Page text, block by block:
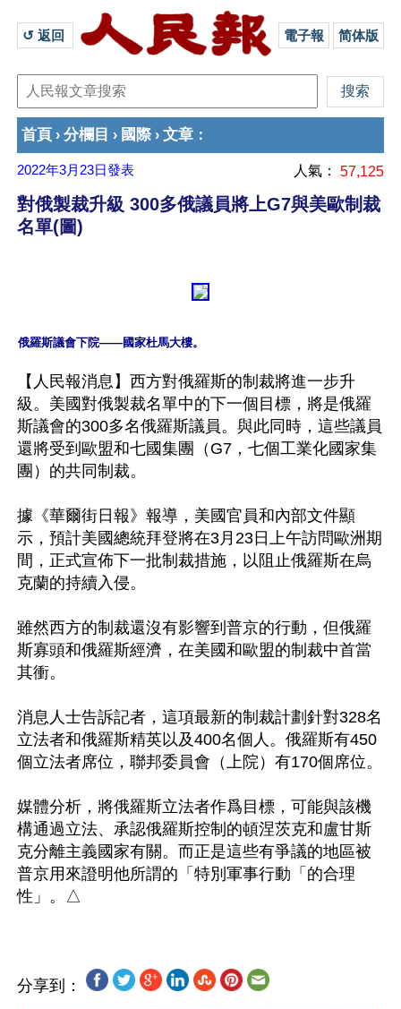
↺ 返回 電子報 简体版
首頁 › 分欄目 › 國際› 文章 ：
2022年3月23日發表 人氣： 57,125
對俄製裁升級 300多俄議員將上G7與美歐制裁
名單(圖)
【人民報消息】西方對俄羅斯的制裁將進一步升
級。美國對俄製裁名單中的下一個目標，將是俄羅
斯議會的300多名俄羅斯議員。與此同時，這些議員
還將受到歐盟和七國集團（G7，七個工業化國家集
團）的共同制裁。
據《華爾街日報》報導，美國官員和內部文件顯
示，預計美國總統拜登將在3月23日上午訪問歐洲期
間，正式宣佈下一批制裁措施，以阻止俄羅斯在烏
克蘭的持續入侵。
雖然西方的制裁還沒有影響到普京的行動，但俄羅
斯寡頭和俄羅斯經濟，在美國和歐盟的制裁中首當
其衝。
消息人士告訴記者，這項最新的制裁計劃針對328名
立法者和俄羅斯精英以及400名個人。俄羅斯有450
個立法者席位，聯邦委員會（上院）有170個席位。
媒體分析，將俄羅斯立法者作爲目標，可能與該機
構通過立法、承認俄羅斯控制的頓涅茨克和盧甘斯
克分離主義國家有關。而正是這些有爭議的地區被
普京用來證明他所謂的「特別軍事行動「的合理
分享到：